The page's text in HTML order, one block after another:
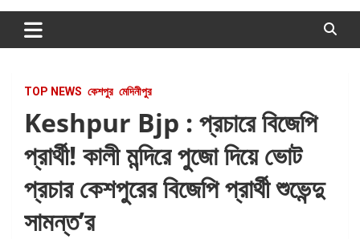
TOP NEWS কেশপুর মেদিনীপুর
Keshpur Bjp : প্রচারে বিজেপি
প্রার্থী! কালী মন্দিরে পুজো দিয়ে ভোট
প্রচার কেশপুরের বিজেপি প্রার্থী শুভেন্দু
সামন্ত’র